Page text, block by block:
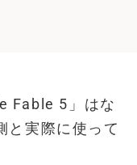
Fable 5」はな
と実際に使って